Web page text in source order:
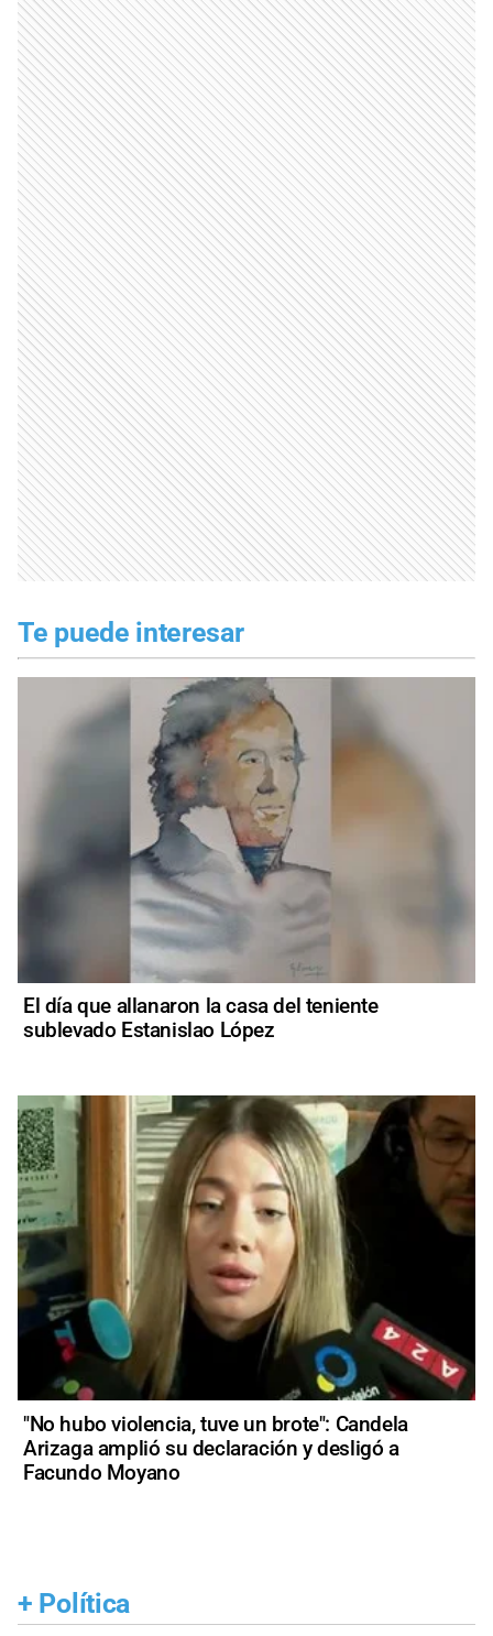
Te puede interesar
El día que allanaron la casa del teniente
sublevado Estanislao López
"No hubo violencia, tuve un brote": Candela
Arizaga amplió su declaración y desligó a
Facundo Moyano
+ Política